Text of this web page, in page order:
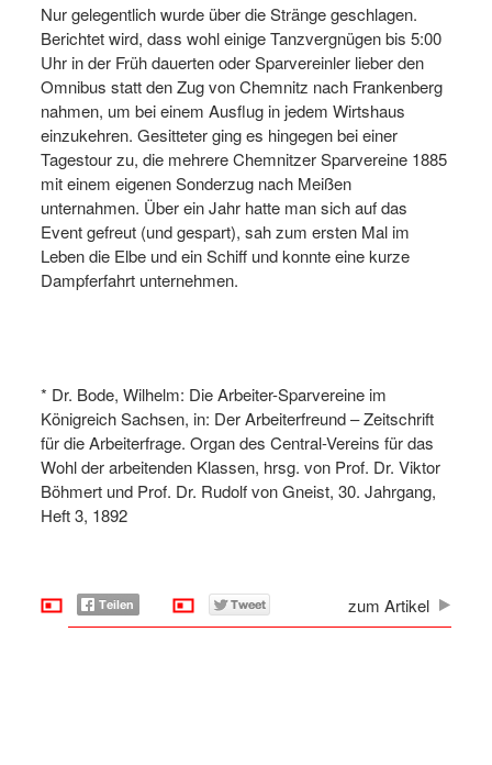
Nur gelegentlich wurde über die Stränge geschlagen.
Berichtet wird, dass wohl einige Tanzvergnügen bis 5:00
Uhr in der Früh dauerten oder Sparvereinler lieber den
Omnibus statt den Zug von Chemnitz nach Frankenberg
nahmen, um bei einem Ausflug in jedem Wirtshaus
einzukehren. Gesitteter ging es hingegen bei einer
Tagestour zu, die mehrere Chemnitzer Sparvereine 1885
mit einem eigenen Sonderzug nach Meißen
unternahmen. Über ein Jahr hatte man sich auf das
Event gefreut (und gespart), sah zum ersten Mal im
Leben die Elbe und ein Schiff und konnte eine kurze
Dampferfahrt unternehmen.
* Dr. Bode, Wilhelm: Die Arbeiter-Sparvereine im
Königreich Sachsen, in: Der Arbeiterfreund – Zeitschrift
für die Arbeiterfrage. Organ des Central-Vereins für das
Wohl der arbeitenden Klassen, hrsg. von Prof. Dr. Viktor
Böhmert und Prof. Dr. Rudolf von Gneist, 30. Jahrgang,
Heft 3, 1892
zum Artikel